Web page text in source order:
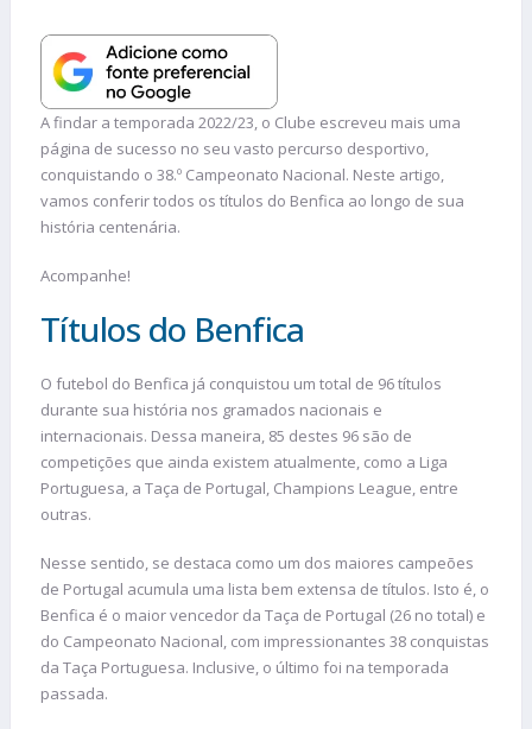
A findar a temporada 2022/23, o Clube escreveu mais uma
página de sucesso no seu vasto percurso desportivo,
conquistando o 38.º Campeonato Nacional. Neste artigo,
vamos conferir todos os títulos do Benfica ao longo de sua
história centenária.
Acompanhe!
Títulos do Benfica
O futebol do Benfica já conquistou um total de 96 títulos
durante sua história nos gramados nacionais e
internacionais. Dessa maneira, 85 destes 96 são de
competições que ainda existem atualmente, como a Liga
Portuguesa, a Taça de Portugal, Champions League, entre
outras.
Nesse sentido, se destaca como um dos maiores campeões
de Portugal acumula uma lista bem extensa de títulos. Isto é, o
Benfica é o maior vencedor da Taça de Portugal (26 no total) e
do Campeonato Nacional, com impressionantes 38 conquistas
da Taça Portuguesa. Inclusive, o último foi na temporada
passada.